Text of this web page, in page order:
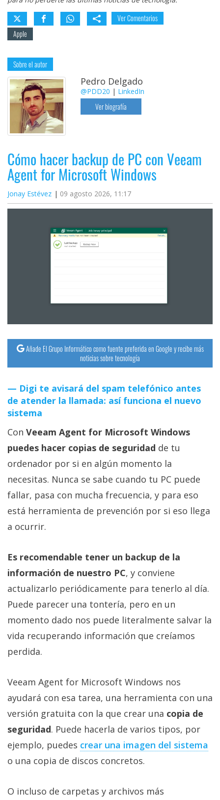
Ver Comentarios
Apple
Sobre el autor
Pedro Delgado
@PDD20 | LinkedIn
Ver biografía
Cómo hacer backup de PC con Veeam
Agent for Microsoft Windows
Jonay Estévez 09 agosto 2026, 11:17
Añade El Grupo Informático como fuente preferida en Google y recibe más
noticias sobre tecnología
Digi te avisará del spam telefónico antes
de atender la llamada: así funciona el nuevo
sistema
Con Veeam Agent for Microsoft Windows
puedes hacer copias de seguridad de tu
ordenador por si en algún momento la
necesitas. Nunca se sabe cuando tu PC puede
fallar, pasa con mucha frecuencia, y para eso
está herramienta de prevención por si eso llega
a ocurrir.
Es recomendable tener un backup de la
información de nuestro PC, y conviene
actualizarlo periódicamente para tenerlo al día.
Puede parecer una tontería, pero en un
momento dado nos puede literalmente salvar la
vida recuperando información que creíamos
perdida.
Veeam Agent for Microsoft Windows nos
ayudará con esa tarea, una herramienta con una
versión gratuita con la que crear una copia de
seguridad. Puede hacerla de varios tipos, por
ejemplo, puedes crear una imagen del sistema‎
o una copia de discos concretos.
O incluso de carpetas y archivos más